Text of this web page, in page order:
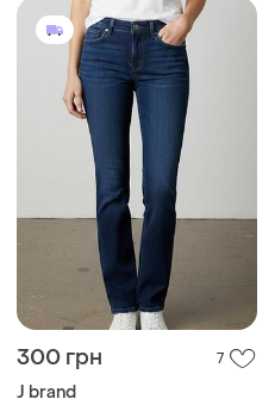
300 грн 7
J brand